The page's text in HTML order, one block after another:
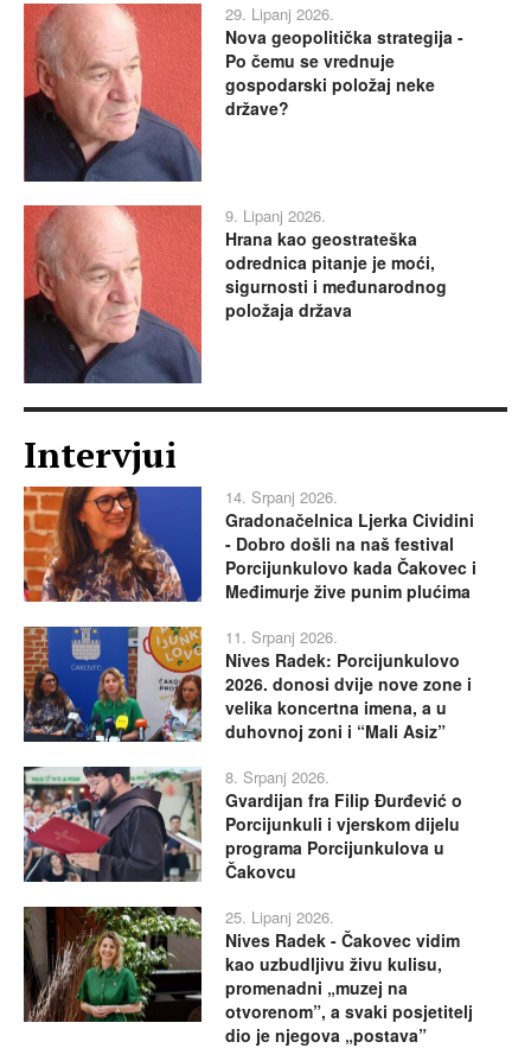
29. Lipanj 2026.
Nova geopolitička strategija -
Po čemu se vrednuje
gospodarski položaj neke
države?
9. Lipanj 2026.
Hrana kao geostrateška
odrednica pitanje je moći,
sigurnosti i međunarodnog
položaja država
Intervjui
14. Srpanj 2026.
Gradonačelnica Ljerka Cividini
- Dobro došli na naš festival
Porcijunkulovo kada Čakovec i
Međimurje žive punim plućima
11. Srpanj 2026.
Nives Radek: Porcijunkulovo
2026. donosi dvije nove zone i
velika koncertna imena, a u
duhovnoj zoni i “Mali Asiz”
8. Srpanj 2026.
Gvardijan fra Filip Đurđević o
Porcijunkuli i vjerskom dijelu
programa Porcijunkulova u
Čakovcu
25. Lipanj 2026.
Nives Radek - Čakovec vidim
kao uzbudljivu živu kulisu,
promenadni „muzej na
otvorenom”, a svaki posjetitelj
dio je njegova „postava”